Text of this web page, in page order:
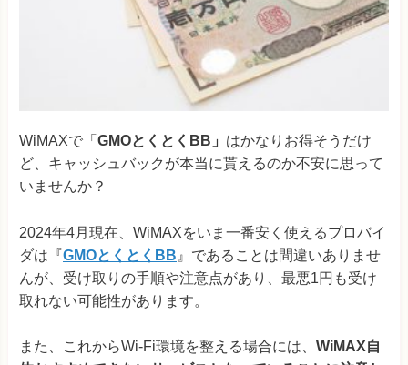
WiMAXで「 GMOとくとくBB」 はかなりお得そうだけ
ど、キャッシュバックが本当に貰えるのか不安に思って
いませんか？
2024年4月現在、WiMAXをいま一番安く使えるプロバイ
ダは『GMOとくとくBB 』であることは間違いありませ
んが、受け取りの手順や注意点があり、最悪1円も受け
取れない可能性があります。
また、これからWi-Fi環境を整える場合には、 WiMAX自